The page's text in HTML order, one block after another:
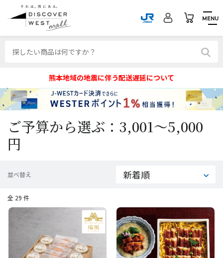
MENU
熊本地域の地震に伴う配送遅延について
ご予算から選ぶ：3,001～5,000
円
並べ替え
全 29 件